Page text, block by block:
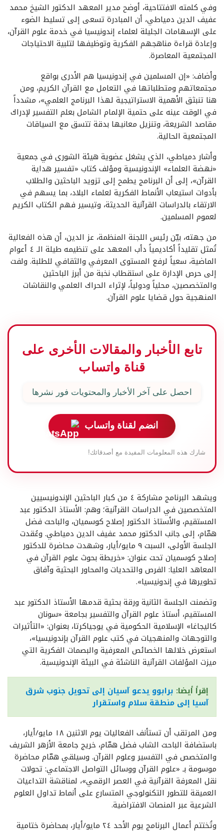
وفي كلمته الافتتاحية، أوضح مدير المعهد الدكتور الشيخ محمد
عفيف الدين دمياطي، أن المبادرة تسعى إلى تسليط الضوء
على الإسهامات الجليلة لعلماء إندونيسيا في خدمة علوم القرآن،
وإعادة قراءة مناهجهم الفكرية وتوظيفها لتلبية الاحتياجات
المجتمعية المعاصرة.
وأضاف: «إن المسلمين في إندونيسيا هم الأدرى بواقع
مجتمعاتهم ومتطلباتها في التعامل مع القرآن الكريم، ومن
هنا تنبثق الأهمية الاستراتيجية لهذا البرنامج العلمي»، مشدداً
في الوقت عينه على حتمية الإلمام الشامل بعلم التفسير لإدراك
مقاصد الشريعة، وتنزيل معانيها بدقة تتسق مع السياقات
المجتمعية الحالية.
وأشار دمياطي، الذي يشغل عضوية هيئة الشورى في جمعية
«نهضة العلماء» الإندونيسية ومؤلف كتاب «تفسير هداية
القرآن»، إلى أن البرنامج يطمح إلى تزويد الباحثين والطلاب
بأدوات استيعاب الأنماط الفكرية لعلماء البلاد، بما يسهم في
الارتقاء بالدراسات القرآنية الحديثة، وتيسير فهم الكتاب الكريم
لعموم المسلمين.
من جهته، بيّن رئيس اللجنة المنظمة، عز الدين، أن هذه الفعالية
تُمثل تقليداً أكاديمياً دأب المعهد على تنظيمه طيلة الـ ٤ أعوام
الماضية، سعياً لرفع المستوى المعرفي والثقافي للطلبة. ولفت
إلى حرص الإدارة على استقطاب نخبة من أبرز الباحثين
والمتخصصين، محلياً ودولياً، لإثراء الحراك العلمي والنقاشات
المنهجية حول قضايا علوم القرآن.
تابع الأخبار والمقالات الأخرى على
قناة واتساب
احصل على آخر الأخبار والمحتويات فور نشرها
انضم لقناة واتساب
شارك هذه المعلومات المفيدة مع أصدقائك!
ويشهد البرنامج مشاركة ٤ من كبار الباحثين الإندونيسيين
المتخصصين في الدراسات القرآنية؛ وهم: الأستاذ الدكتور عبد
المستقيم، والأستاذ الدكتور إصلاح كوسميان، والباحث فضل
همّام، إلى جانب الدكتور محمد عفيف الدين دمياطي. وعُقدت
الجلسة الأولى، السبت ٩ مايو/أيار، وشهدت محاضرة للدكتور
إصلاح كوسميان تحت عنوان: «خريطة بحوث علوم القرآن في
المعاهد العليا: الفرص والتحديات والمحاور البحثية وآفاق
تطويرها في إندونيسيا».
وتضمنت الجلسة الثانية ورقة بحثية قدمها الأستاذ الدكتور عبد
المستقيم، أستاذ علوم القرآن والتفسير بجامعة «سونان
كاليجاغا» الإسلامية الحكومية في يوجياكرتا، بعنوان: «التأثيرات
والتوجهات والمنهجيات في كتب علوم القرآن بإندونيسيا»،
استعرض خلالها الخصائص المعرفية والبصمات الفكرية التي
ميزت المؤلفات القرآنية الناشئة في البيئة الإندونيسية.
إقرأ أيضا: برابوو يدعو آسيان إلى تحويل جنوب شرق
آسيا إلى منطقة سلام واستقرار
ومن المرتقب أن تستأنف الفعاليات يوم الاثنين ١٨ مايو/أيار،
باستضافة الباحث الشاب فضل همّام، خريج جامعة الأزهر الشريف
والمتخصص في التفسير وعلوم القرآن. وسيلقي همّام محاضرة
موسومة بـ «علوم القرآن ووسائل التواصل الاجتماعي: تحولات
نقل المعرفة القرآنية في العصر الرقمي»، لمناقشة التداعيات
العميقة للتطور التكنولوجي المتسارع على أنماط تداول العلوم
الشرعية عبر المنصات الافتراضية.
وتُختتم أعمال البرنامج يوم الأحد ٢٤ مايو/أيار، بمحاضرة ختامية